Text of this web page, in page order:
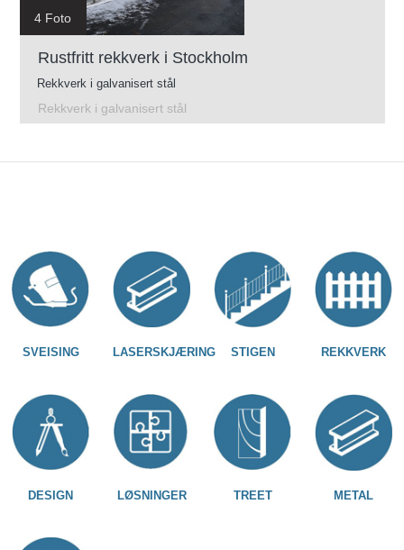
4 Foto
Rustfritt rekkverk i Stockholm
Rekkverk i galvanisert stål
Rekkverk i galvanisert stål
SVEISING LASERSKJÆRING STIGEN REKKVERK
DESIGN LØSNINGER TREET METAL